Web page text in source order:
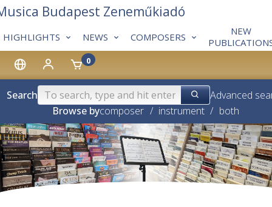
0
HIGHLIGHTS NEWS COMPOSERS
NEW
Budapest Zeneműkiadó
Search
Advanced
Browse bycomposer / instrument / both